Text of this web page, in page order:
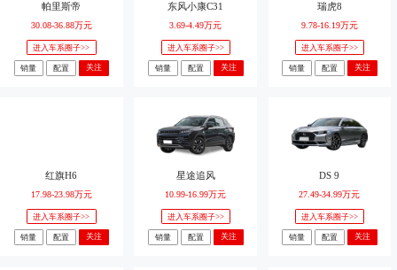
帕里斯帝
30.08-36.88万元
进入车系圈子>>
销量 配置 关注
东风小康C31
3.69-4.49万元
进入车系圈子>>
销量 配置 关注
瑞虎8
9.78-16.19万元
进入车系圈子>>
销量 配置 关注
红旗H6
17.98-23.98万元
进入车系圈子>>
销量 配置 关注
星途追风
10.99-16.99万元
进入车系圈子>>
销量 配置 关注
DS 9
27.49-34.99万元
进入车系圈子>>
销量 配置 关注